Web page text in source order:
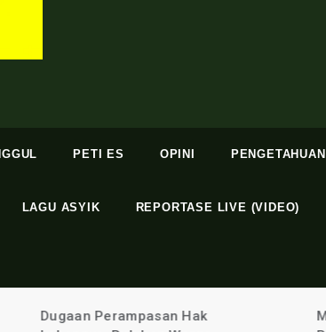
PETI ES OPINI PENGETAHUAN
LAGU ASYIK REPORTASE LIVE (VIDEO)
Minta Bantuan Presiden